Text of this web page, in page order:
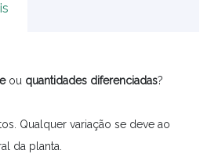
ou quantidades diferenciadas?
Qualquer variação se deve ao
da planta.